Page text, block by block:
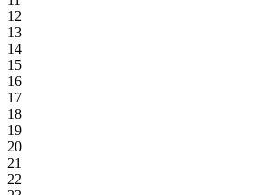
12
13
14
15
16
17
18
19
20
21
22